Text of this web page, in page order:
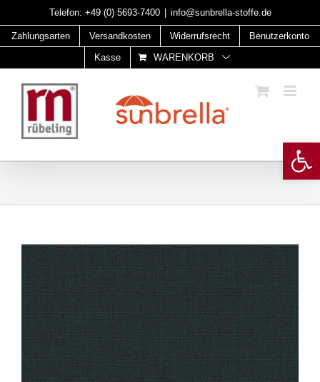
to
content
Telefon: +49 (0) 5693-7400 info@sunbrella-stoffe.de
Zahlungsarten Versandkosten Widerrufsrecht
Benutzerkonto
Kasse
WARENKORB